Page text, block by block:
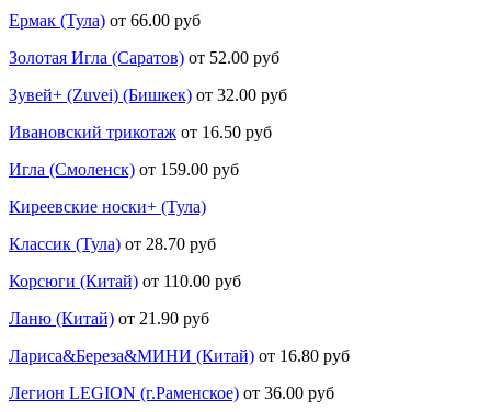
Ермак (Тула) от 66.00 руб
Золотая Игла (Саратов) от 52.00 руб
Зувей+ (Zuvei) (Бишкек) от 32.00 руб
Ивановский трикотаж от 16.50 руб
Игла (Смоленск) от 159.00 руб
Киреевские носки+ (Тула)
Классик (Тула) от 28.70 руб
Корсюги (Китай) от 110.00 руб
Ланю (Китай) от 21.90 руб
Лариса&Береза&МИНИ (Китай) от 16.80 руб
Легион LEGION (г.Раменское) от 36.00 руб